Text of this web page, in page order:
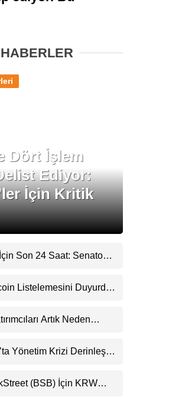
Dört İşlem
Ediyor:
İçin Kritik
Son 24 Saat: Senato
Listelemesini Duyurdu:
Artık Neden
Yönetim Krizi Derinleşti:
Taşındı
(BSB) İçin KRW